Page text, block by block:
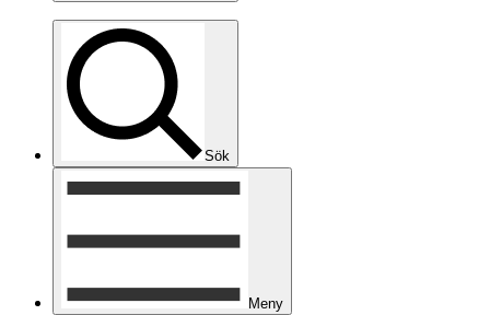
Sök
Meny